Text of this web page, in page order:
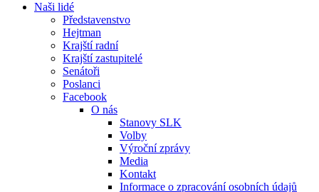
Naši lidé
Představenstvo
Hejtman
Krajští radní
Krajští zastupitelé
Senátoři
Poslanci
Facebook
O nás
Stanovy SLK
Volby
Výroční zprávy
Media
Kontakt
Informace o zpracování osobních údajů